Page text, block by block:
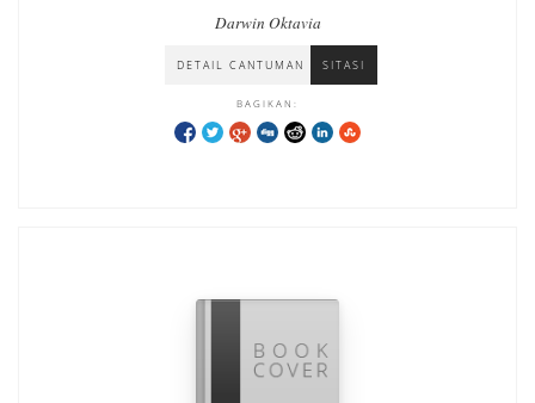
Darwin Oktavia
DETAIL CANTUMAN SITASI
BAGIKAN: